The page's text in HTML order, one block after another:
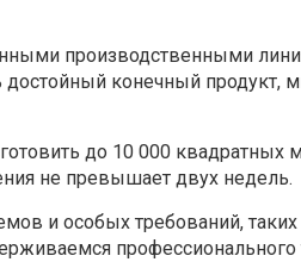
производственными
достойный конечный продукт,
до 10 000 квадратных
не превышает двух недель.
и особых требований,
профессионального